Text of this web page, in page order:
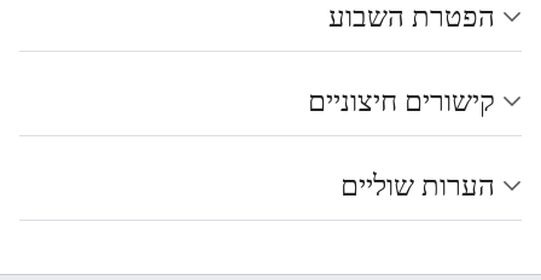
הפטרת השבוע
קישורים חיצוניים
הערות שוליים